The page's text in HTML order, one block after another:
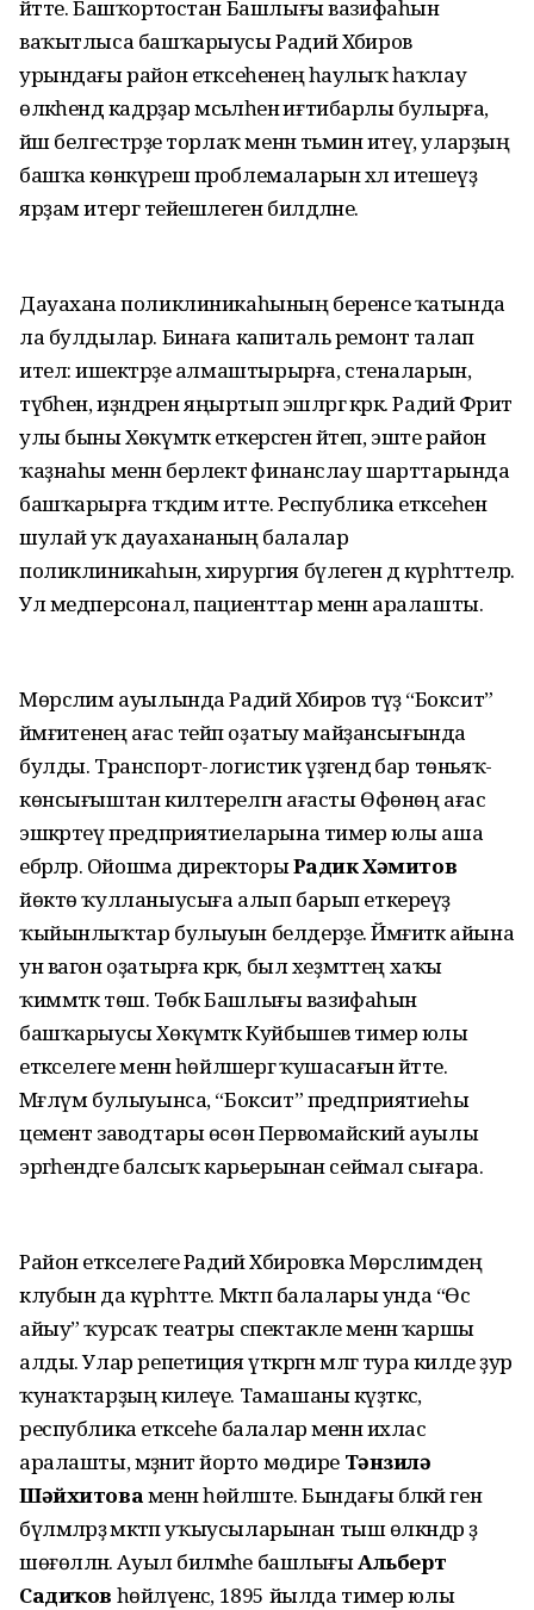
әйтте. Башҡортостан Башлығы вазифаһын
ваҡытлыса башҡарыусы Радий Хәбиров
урындағы район етәксеһенең һаулыҡ һаҡлау
өлкәһендә кадрҙар мәсьәләһенә иғтибарлы булырға,
йәш белгестәрҙе торлаҡ менән тәьмин итеү, уларҙың
башҡа көнкүреш проблемаларын хәл итешеүҙә
ярҙам итергә тейешлеген билдәләне.
Дауахана поликлиникаһының беренсе ҡатында
ла булдылар. Бинаға капиталь ремонт талап
ителә: ишектәрҙе алмаштырырға, стеналарын,
түбәһен, иҙәндәрен яңыртып эшләргә кәрәк. Радий Фәрит
улы быны Хөкүмәткә еткерәсәген әйтеп, эште район
ҡаҙнаһы менән берлектә финанслау шарттарында
башҡарырға тәҡдим итте. Республика етәксеһенә
шулай уҡ дауахананың балалар
поликлиникаһын, хирургия бүлеген дә күрһәттеләр.
Ул медперсонал, пациенттар менән аралашты.
Мөрсәлим ауылында Радий Хәбиров тәүҙә “Боксит”
йәмғиәтенең ағас тейәп оҙатыу майҙансығында
булды. Транспорт-логистик үҙәгендә бар төньяҡ-
көнсығыштан килтерелгән ағасты Өфөнөң ағас
эшкәртеү предприятиеларына тимер юлы аша
ебәрәләр. Ойошма директорыРадик Хәмитов
йөктө ҡулланыусыға алып барып еткереүҙә
ҡыйынлыҡтар булыуын белдерҙе. Йәмғиәткә айына
ун вагон оҙатырға кәрәк, был хеҙмәттең хаҡы
ҡиммәткә төшә. Төбәк Башлығы вазифаһын
башҡарыусы Хөкүмәткә Куйбышев тимер юлы
етәкселеге менән һөйләшергә ҡушасағын әйтте.
Мәғлүм булыуынса, “Боксит” предприятиеһы
цемент заводтары өсөн Первомайский ауылы
эргәһендәге балсыҡ карьерынан сеймал сығара.
Район етәкселеге Радий Хәбировҡа Мөрсәлимдең
клубын да күрһәтте. Мәктәп балалары унда “Өс
айыу” ҡурсаҡ театры спектакле менән ҡаршы
алды. Улар репетиция үткәргән мәлгә тура килде ҙур
ҡунаҡтарҙың килеүе. Тамашаны күҙәткәс,
республика етәксеһе балалар менән ихлас
аралашты, мәҙәниәт йорто мөдире Тәнзилә
Шәйхитоваменән һөйләште. Бындағы бәләкәй генә
бүлмәләрҙә мәктәп уҡыусыларынан тыш өлкәндәр ҙә
шөғөлләнә. Ауыл биләмәһе башлығыАльберт
Садиҡов һөйләүенсә, 1895 йылда тимер юлы